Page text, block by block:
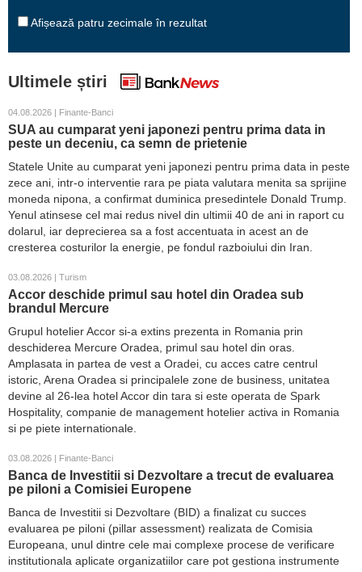
Afișează patru zecimale în rezultat
Ultimele știri
04.08.2026 | Finante-Banci
SUA au cumparat yeni japonezi pentru prima data in
peste un deceniu, ca semn de prietenie
Statele Unite au cumparat yeni japonezi pentru prima data in peste
zece ani, intr-o interventie rara pe piata valutara menita sa sprijine
moneda nipona, a confirmat duminica presedintele Donald Trump.
Yenul atinsese cel mai redus nivel din ultimii 40 de ani in raport cu
dolarul, iar deprecierea sa a fost accentuata in acest an de
cresterea costurilor la energie, pe fondul razboiului din Iran.
03.08.2026 | Turism
Accor deschide primul sau hotel din Oradea sub
brandul Mercure
Grupul hotelier Accor si-a extins prezenta in Romania prin
deschiderea Mercure Oradea, primul sau hotel din oras.
Amplasata in partea de vest a Oradei, cu acces catre centrul
istoric, Arena Oradea si principalele zone de business, unitatea
devine al 26-lea hotel Accor din tara si este operata de Spark
Hospitality, companie de management hotelier activa in Romania
si pe piete internationale.
03.08.2026 | Finante-Banci
Banca de Investitii si Dezvoltare a trecut de evaluarea
pe piloni a Comisiei Europene
Banca de Investitii si Dezvoltare (BID) a finalizat cu succes
evaluarea pe piloni (pillar assessment) realizata de Comisia
Europeana, unul dintre cele mai complexe procese de verificare
institutionala aplicate organizatiilor care pot gestiona instrumente